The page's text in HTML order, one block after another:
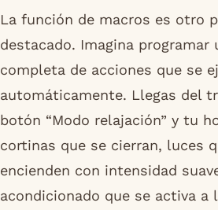
La función de macros es otro
destacado. Imagina programar
completa de acciones que se
automáticamente. Llegas del
botón “Modo relajación” y tu
cortinas que se cierran, luces
encienden con intensidad
acondicionado que se activa a